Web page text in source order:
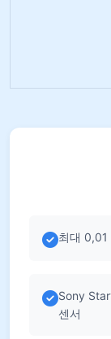
최대 0,01
Sony
센서